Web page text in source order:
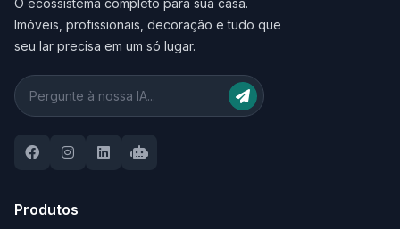
O ecossistema completo para sua casa.
Imóveis, profissionais, decoração e tudo que
seu lar precisa em um só lugar.
Produtos